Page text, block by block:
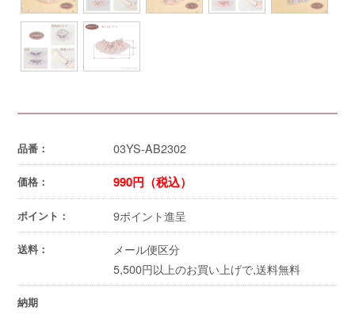
品番： 03YS-AB2302
価格： 990円（税込）
ポイント： 9ポイント進呈
送料：
メール便区分
5,500円以上のお買い上げで,送料無料
納期